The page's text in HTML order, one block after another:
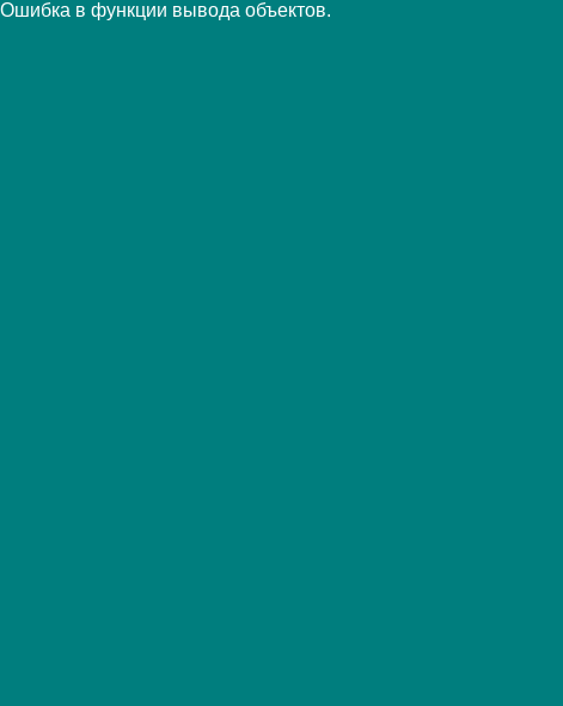
Ошибка в функции вывода объектов.